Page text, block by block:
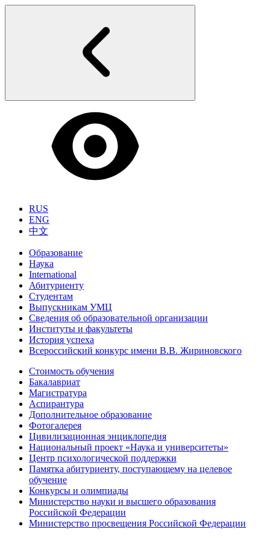
RUS
ENG
中文
Образование
Наука
International
Абитуриенту
Студентам
Выпускникам УМЦ
Сведения об образовательной организации
Институты и факультеты
История успеха
Всероссийский конкурс имени В.В. Жириновского
Стоимость обучения
Бакалавриат
Магистратура
Аспирантура
Дополнительное образование
Фотогалерея
Цивилизационная энциклопедия
Национальный проект «Наука и университеты»
Центр психологической поддержки
Памятка абитуриенту, поступающему на целевое
обучение
Конкурсы и олимпиады
Министерство науки и высшего образования
Российской Федерации
Министерство просвещения Российской Федерации